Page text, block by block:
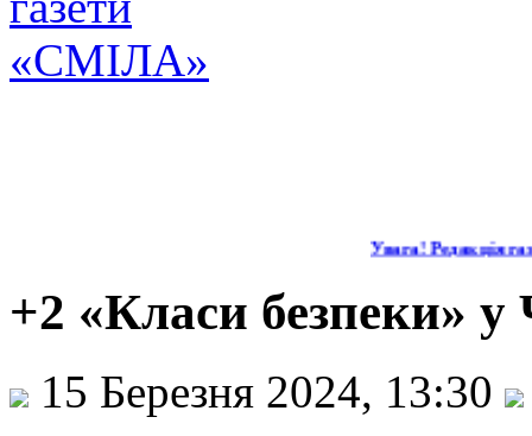
Увага! Редакція
+2 «Класи безпеки»
15 Березня 2024, 13:30